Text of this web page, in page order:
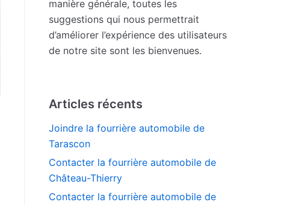
manière générale, toutes les
suggestions qui nous permettrait
d’améliorer l’expérience des utilisateurs
de notre site sont les bienvenues.
Articles récents
Joindre la fourrière automobile de
Tarascon
Contacter la fourrière automobile de
Château-Thierry
Contacter la fourrière automobile de